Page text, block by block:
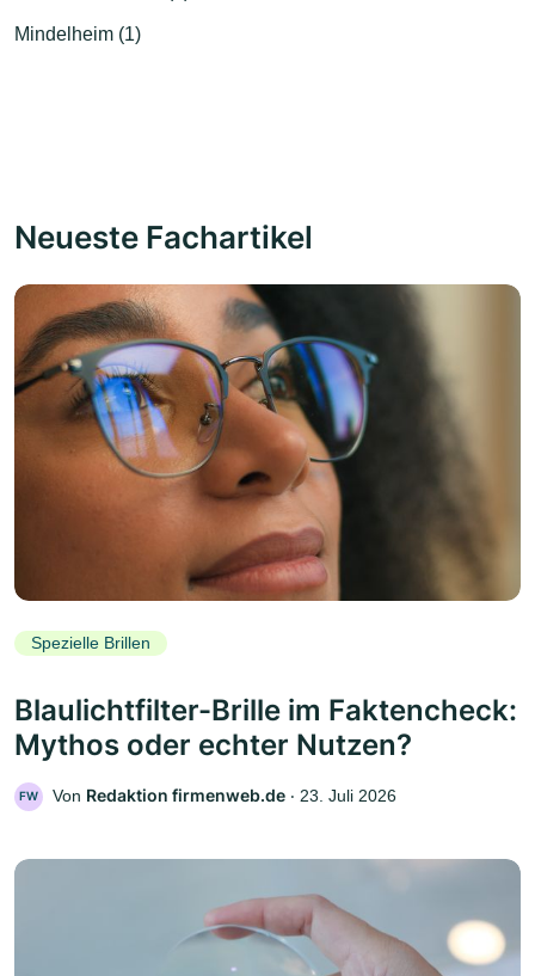
Mindelheim (1)
Neueste Fachartikel
Spezielle Brillen
Blaulichtfilter-Brille im Faktencheck:
Mythos oder echter Nutzen?
FW Von Redaktion firmenweb.de ‧ 23. Juli 2026